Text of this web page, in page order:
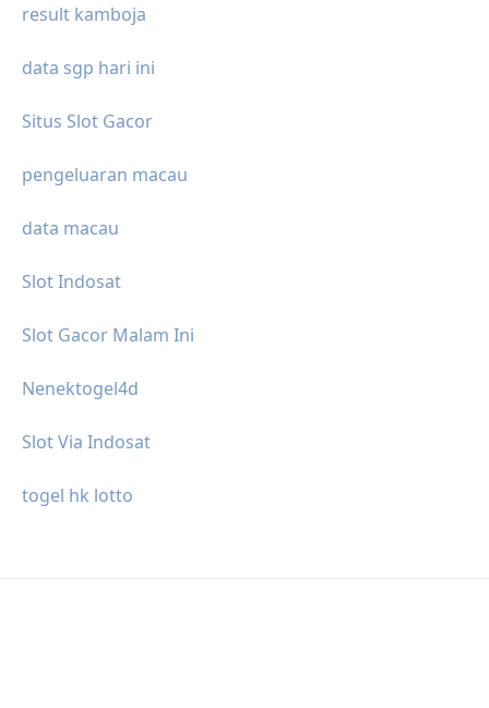
result kamboja
data sgp hari ini
Situs Slot Gacor
pengeluaran macau
data macau
Slot Indosat
Slot Gacor Malam Ini
Nenektogel4d
Slot Via Indosat
togel hk lotto